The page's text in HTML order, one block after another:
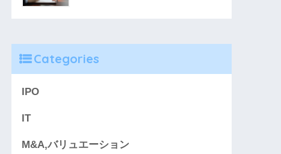
Categories
IPO
IT
M&A,バリュエーション